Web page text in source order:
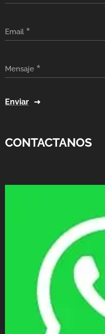
Email
Mensaje
Enviar
CONTACTANOS